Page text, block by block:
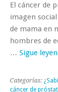
El cáncer de
imagen
de mama en
hombres de
… Sigue
Categorías:
cáncer de